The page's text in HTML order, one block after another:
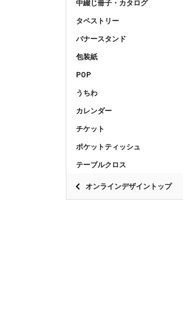
中綴じ冊子・カタログ
タペストリー
バナースタンド
包装紙
POP
うちわ
カレンダー
チケット
ポケットティッシュ
テーブルクロス
オンラインデザイントップ